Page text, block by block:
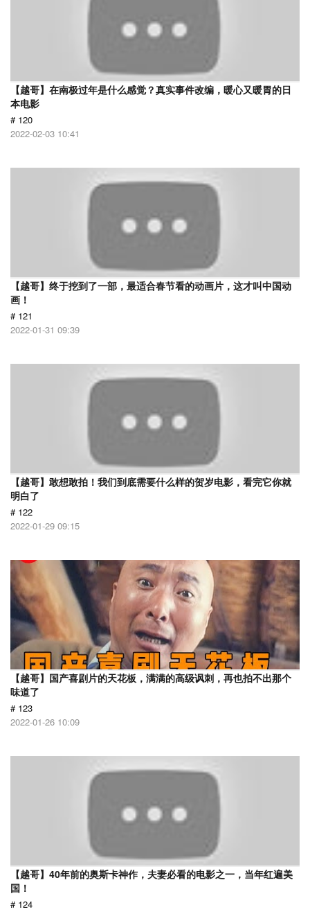
【越哥】在南极过年是什么感觉？真实事件改编，暖心又暖胃的日
本电影
# 120
2022-02-03 10:41
【越哥】终于挖到了一部，最适合春节看的动画片，这才叫中国动
画！
# 121
2022-01-31 09:39
【越哥】敢想敢拍！我们到底需要什么样的贺岁电影，看完它你就
明白了
# 122
2022-01-29 09:15
【越哥】国产喜剧片的天花板，满满的高级讽刺，再也拍不出那个
味道了
# 123
2022-01-26 10:09
【越哥】40年前的奥斯卡神作，夫妻必看的电影之一，当年红遍美
国！
# 124